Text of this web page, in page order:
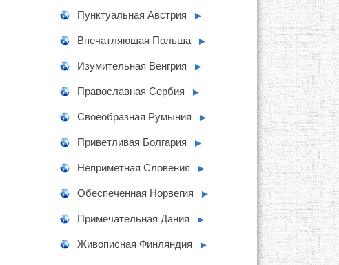
Пунктуальная Австрия ►
Впечатляющая Польша ►
Изумительная Венгрия ►
Православная Сербия ►
Своеобразная Румыния ►
Приветливая Болгария ►
Неприметная Словения ►
Обеспеченная Норвегия ►
Примечательная Дания ►
Живописная Финляндия ►